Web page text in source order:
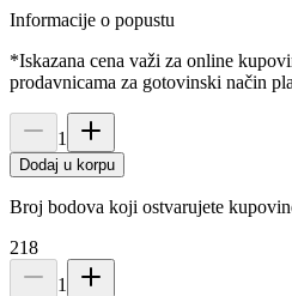
Informacije o popustu
*Iskazana cena važi za online
prodavnicama za gotovinski način
1
Dodaj u korpu
Broj bodova koji ostvarujete
218
1